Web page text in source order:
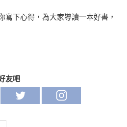
寫下心得，為大家導讀一本好書，
友吧